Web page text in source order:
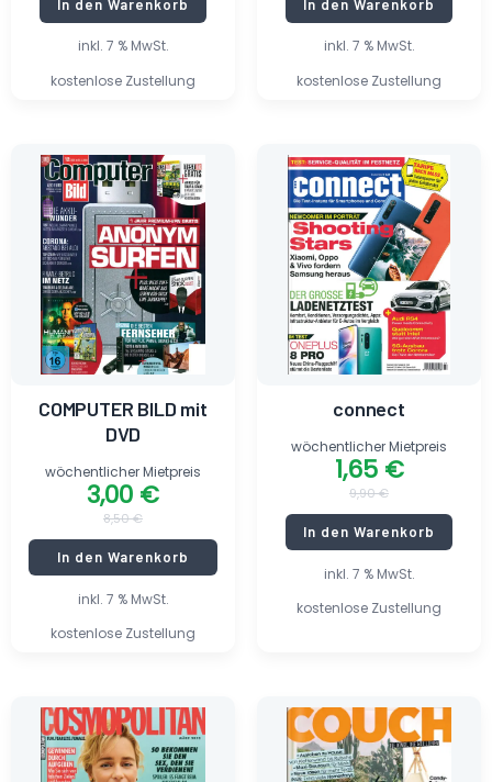
inkl. 7 % MwSt.
kostenlose Zustellung
In den Warenkorb
inkl. 7 % MwSt.
kostenlose Zustellung
In den Warenkorb
inkl. 7 % MwSt.
kostenlose Zustellung
COMPUTER BILD mit
DVD
8,50€
Ursprünglicher
Preis
war:
8,50 €
3,00 €
Aktueller
Preis
ist:
3,00 €.
wöchentlicher Mietpreis
In den Warenkorb
inkl. 7 % MwSt.
kostenlose Zustellung
connect
9,90€
Ursprünglicher
Preis
war:
9,90 €
1,65 €
Aktueller
Preis
ist:
1,65 €.
wöchentlicher Mietpreis
In den Warenkorb
Ursprünglicher
Preis
war:
3,90 €
Aktueller
Preis
ist:
0,55 €.
Ursprünglicher
Preis
war:
4,20 €
Aktueller
Preis
ist:
0,47 €.